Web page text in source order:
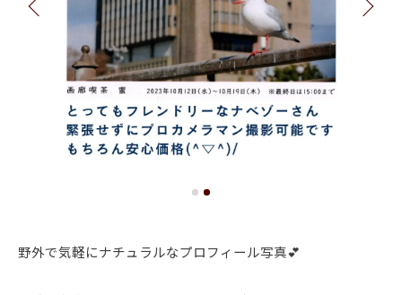
野外で気軽にナチュラルなプロフィール写真💕